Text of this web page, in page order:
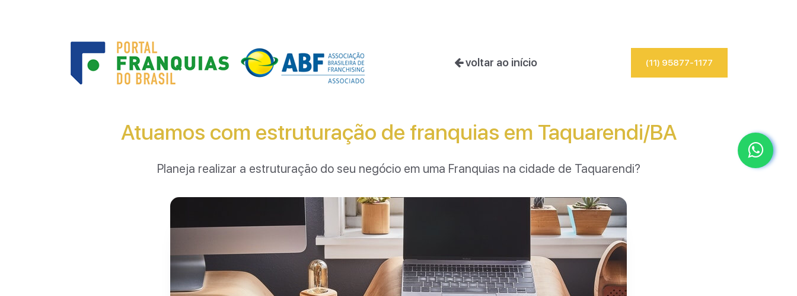
voltar ao início (11) 95877-1177
Atuamos com estruturação de franquias em Taquarendi/BA
Planeja realizar a estruturação do seu negócio em uma Franquias na cidade de Taquarendi?